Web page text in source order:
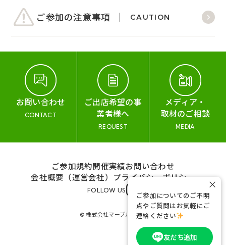
ご参加の注意事項 CAUTION
お問い合わせ
CONTACT
ご出店希望の事
業者様へ
REQUEST
メディア・
取材のご相談
MEDIA
ご参加規約開催実績お問い合わせ
会社概要（運営会社） プライバシーポリシー
FOLLOW US
© 株式会社マーブル&コー
ご参加についてのご不明
点やご質問はお気軽にご
連絡ください
友だち追加
×